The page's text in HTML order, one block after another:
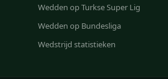
Wedden op Turkse Super Lig
Wedden op Bundesliga
Wedstrijd statistieken